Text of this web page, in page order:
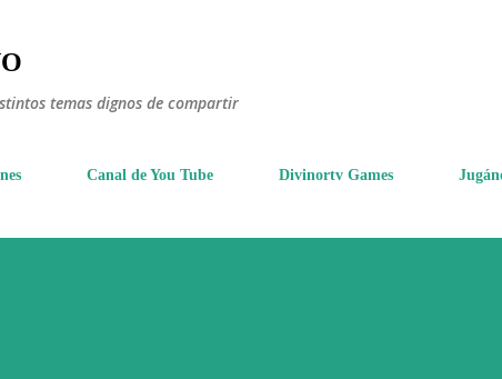
temas dignos de compartir
Canal de You Tube Divinortv Games